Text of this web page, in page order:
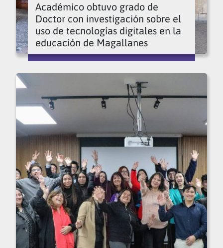
Académico obtuvo grado de
Doctor con investigación sobre el
uso de tecnologías digitales en la
educación de Magallanes